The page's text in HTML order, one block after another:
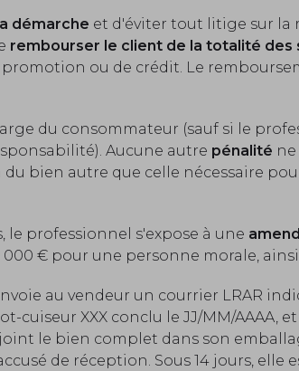
démarche et d'éviter tout litige sur la
rembourser le client de la totalité des
promotion ou de crédit. Le
du consommateur (sauf si le
Aucune autre pénalité
bien autre que celle nécessaire
le professionnel s'expose à une
€ pour une personne morale,
au vendeur un courrier LRAR
XXX conclu le JJ/MM/AAAA,
le bien complet dans son
de réception. Sous 14 jours, elle